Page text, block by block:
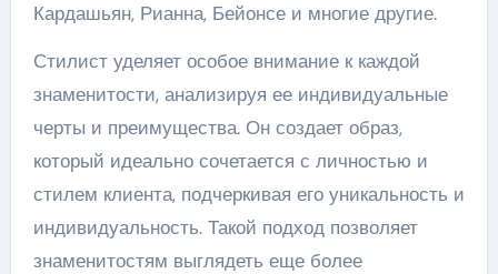
Кардашьян, Рианна, Бейонсе и многие другие.
Стилист уделяет особое внимание к каждой
знаменитости, анализируя ее индивидуальные
черты и преимущества. Он создает образ,
который идеально сочетается с личностью и
стилем клиента, подчеркивая его уникальность и
индивидуальность. Такой подход позволяет
знаменитостям выглядеть еще более